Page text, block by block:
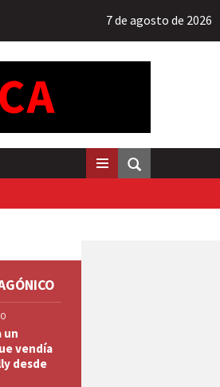
7 de agosto de 2026
un
vendía
desde